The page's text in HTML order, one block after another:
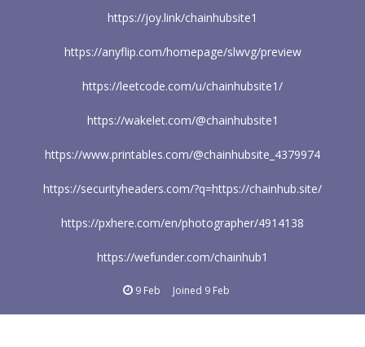
https://joy.link/chainhubsite1
https://anyflip.com/homepage/slwvg/preview
https://leetcode.com/u/chainhubsite1/
https://wakelet.com/@chainhubsite1
https://www.printables.com/@chainhubsite_4379974
https://securityheaders.com/?q=https://chainhub.site/
https://pxhere.com/en/photographer/4914138
https://wefunder.com/chainhub1
9 Feb Joined 9 Feb